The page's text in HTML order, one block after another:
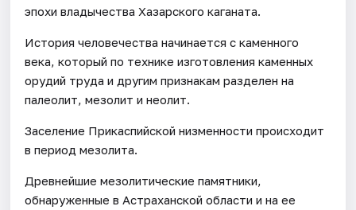
эпохи владычества Хазарского каганата.
История человечества начинается с каменного
века, который по технике изготовления каменных
орудий труда и другим признакам разделен на
палеолит, мезолит и неолит.
Заселение Прикаспийской низменности происходит
в период мезолита.
Древнейшие мезолитические памятники,
обнаруженные в Астраханской области и на ее